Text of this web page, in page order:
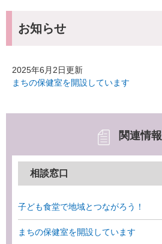
お知らせ
2025年6月2日更新
まちの保健室を開設しています
関連情報
相談窓口
子ども食堂で地域とつながろう！
まちの保健室を開設しています